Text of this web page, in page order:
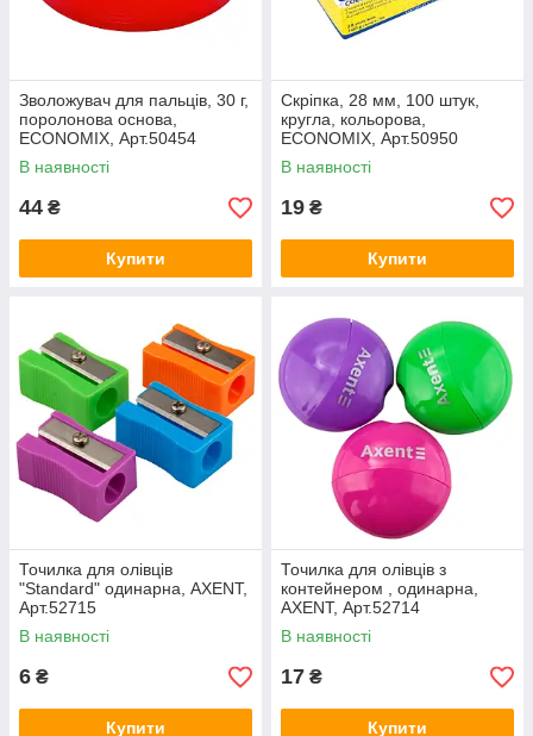
Зволожувач для пальців, 30 г,
поролонова основа,
ECONOMIX, Арт.50454
В наявності
44 ₴
Купити
Скріпка, 28 мм, 100 штук,
кругла, кольорова,
ECONOMIX, Арт.50950
В наявності
19 ₴
Купити
Точилка для олівців
"Standard" одинарна, AXENT,
Арт.52715
В наявності
6 ₴
Купити
Точилка для олівців з
контейнером , одинарна,
AXENT, Арт.52714
В наявності
17 ₴
Купити